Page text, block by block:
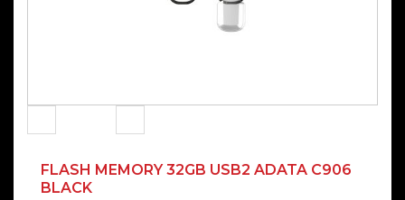
FLASH MEMORY 32GB USB2 ADATA C906
BLACK